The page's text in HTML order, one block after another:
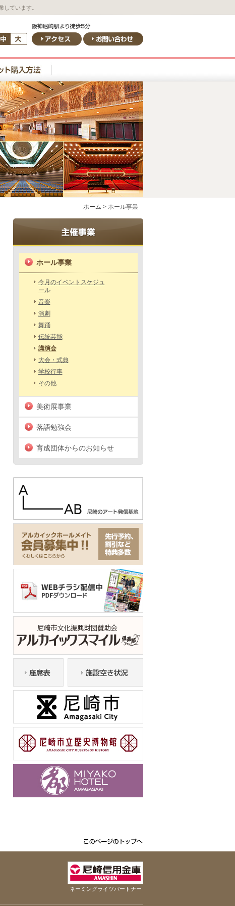
ています。
ホーム > ホール事業
ホール事業
今月のイベントスケジュ
ール
音楽
演劇
舞踊
伝統芸能
講演会
大会・式典
学校行事
その他
美術展事業
落語勉強会
育成団体からのお知らせ
ネーミングライツパートナー